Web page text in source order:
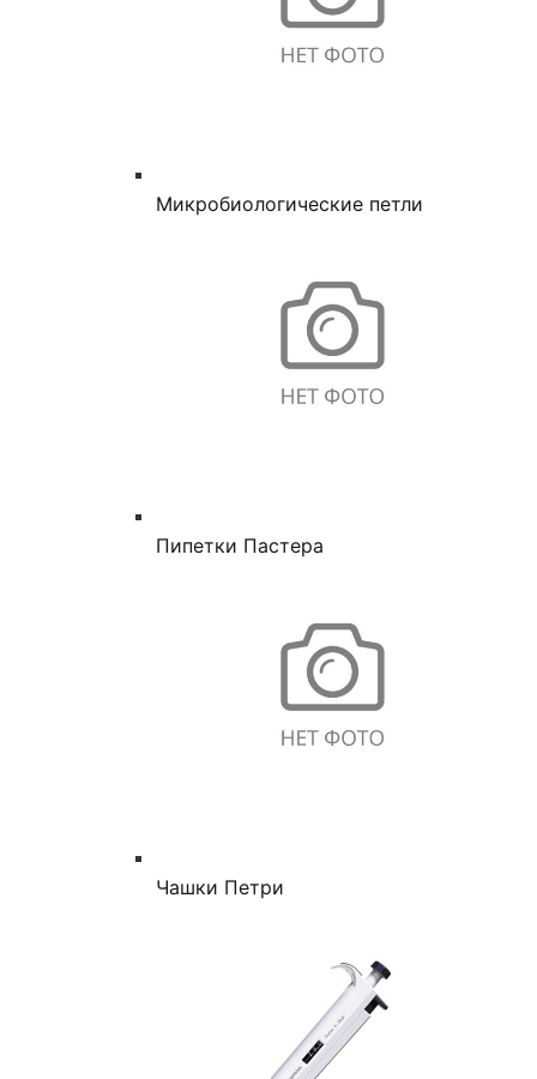
Микробиологические петли
Пипетки Пастера
Чашки Петри